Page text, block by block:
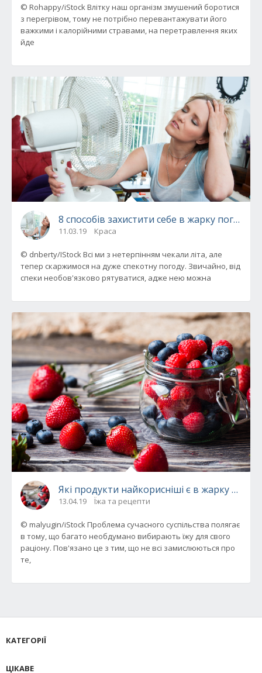
© Rohappy/iStock Влітку наш організм змушений боротися
з перегрівом, тому не потрібно перевантажувати його
важкими і калорійними стравами, на перетравлення яких
йде
8 способів захистити себе в жарку погоду
11.03.19 Краса
© dnberty/IStock Всі ми з нетерпінням чекали літа, але
тепер скаржимося на дуже спекотну погоду. Звичайно, від
спеки необов'язково рятуватися, адже нею можна
Які продукти найкорисніші є в жарку
13.04.19 Їжа та рецепти
© malyugin/iStock Проблема сучасного суспільства полягає
в тому, що багато необдумано вибирають їжу для свого
раціону. Пов'язано це з тим, що не всі замислюються про
те,
КАТЕГОРІЇ
ЦІКАВЕ